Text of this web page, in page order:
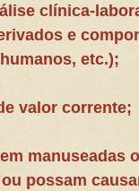
clínica-
e
etc.);
valor corrente;
manuseadas
possam